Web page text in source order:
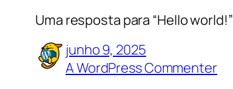
Uma resposta para “Hello world!”
junho 9, 2025
A WordPress Commenter